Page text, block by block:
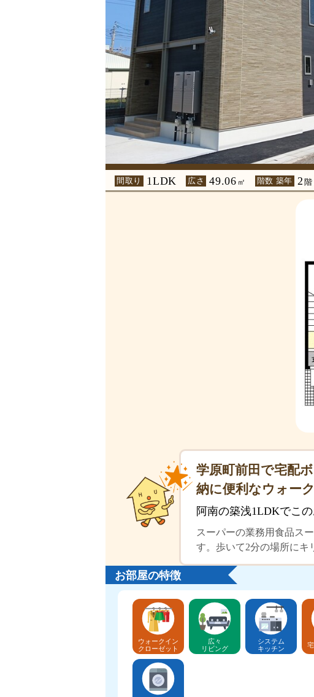
間取り 1LDK 広さ 49.06 ㎡ 階数 築年 2
学原町前田で宅配
納に便利なウォー
阿南の築浅1LDKでこ
スーパーの業務用食品ス
す。歩いて2分の場所にキ
お部屋の特徴
ウォークイン
クローゼット
広々
リビング
システム
キッチン